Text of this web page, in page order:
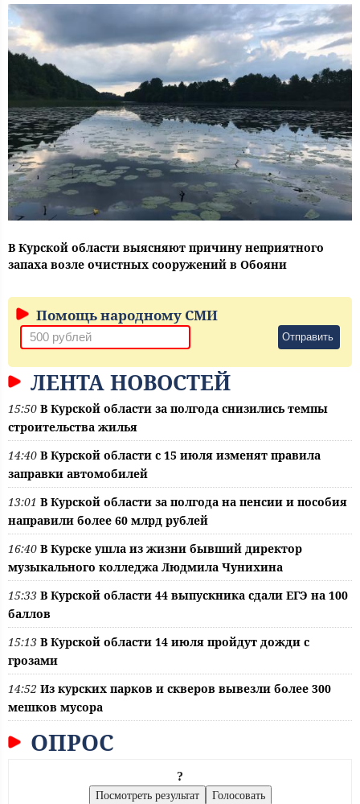
В Курской области выясняют причину неприятного
запаха возле очистных сооружений в Обояни
Помощь народному СМИ
Отправить
ЛЕНТА НОВОСТЕЙ
15:50 В Курской области за полгода снизились темпы
строительства жилья
14:40 В Курской области с 15 июля изменят правила
заправки автомобилей
13:01 В Курской области за полгода на пенсии и пособия
направили более 60 млрд рублей
16:40 В Курске ушла из жизни бывший директор
музыкального колледжа Людмила Чунихина
15:33 В Курской области 44 выпускника сдали ЕГЭ на 100
баллов
15:13 В Курской области 14 июля пройдут дожди с
грозами
14:52 Из курских парков и скверов вывезли более 300
мешков мусора
ОПРОС
?